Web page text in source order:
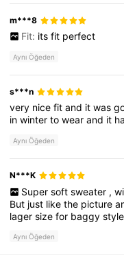
4,74 18K
m***8
Fit: its fit perfect
Aynı Öğeden
s***n
very nicefitand itwas
inwintertowearand it
Aynı Öğeden
N***K
Super soft sweater ,
But just likethe picture
lagersizefor baggystyle
Aynı Öğeden